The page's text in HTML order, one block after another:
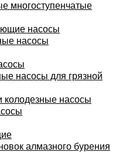
многоступенчатые
насосы
насосы
насосы для грязной
насосы
алмазного бурения